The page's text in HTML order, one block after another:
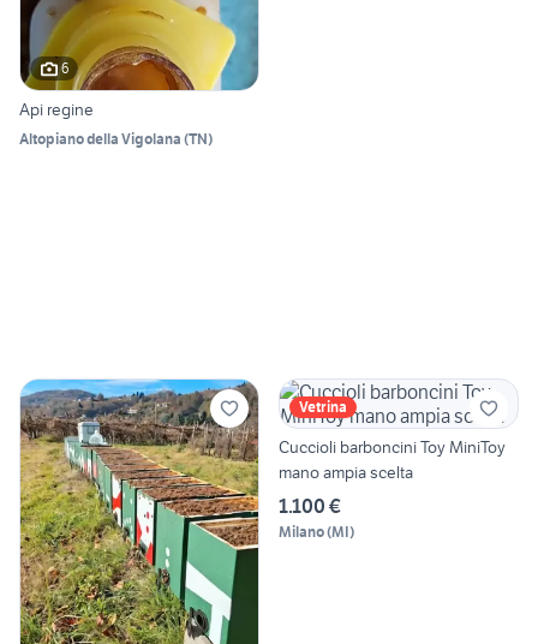
6
Api regine
Altopiano della Vigolana (TN)
Vetrina
Cuccioli barboncini Toy MiniToy
mano ampia scelta
1.100 €
Milano(MI)